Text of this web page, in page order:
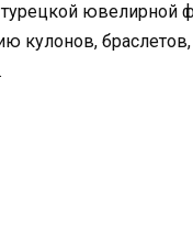
ювелирной
кулонов,